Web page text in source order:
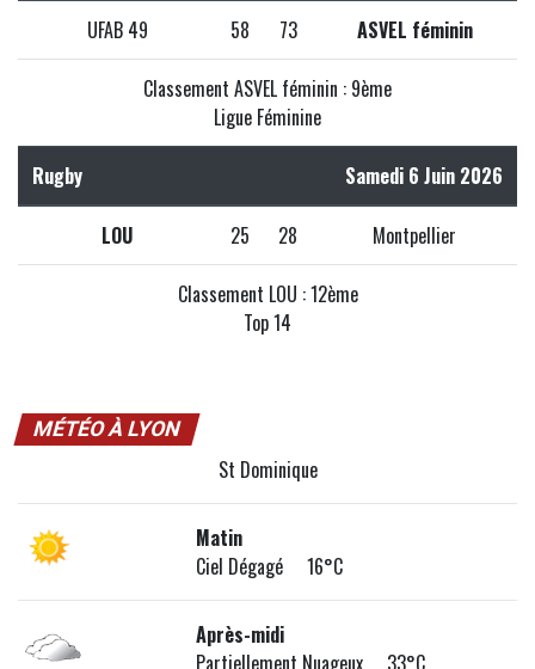
UFAB 49 58 73 ASVEL féminin
Classement ASVEL féminin : 9ème
Ligue Féminine
Rugby Samedi 6 Juin 2026
LOU 25 28 Montpellier
Classement LOU : 12ème
Top 14
MÉTÉO À LYON
St Dominique
Matin
Ciel Dégagé 16°C
Après-midi
Partiellement Nuageux 33°C